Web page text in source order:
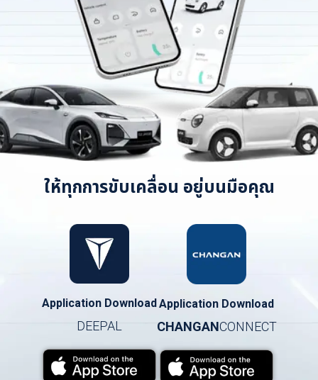
ให้ทุกการขับเคลื่อน อยู่บนมือคุณ
Application Download
DEEPAL
Application Download
CHANGANCONNECT